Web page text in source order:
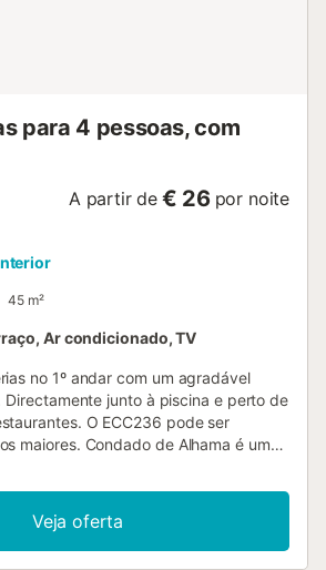
abundantes. ...
para 4 pessoas, com
A partir de € 26 por noite
45 m²
Ar condicionado, TV
no 1º andar com um agradável
junto à piscina e perto de
O ECC236 pode ser
maiores. Condado de Alhama é um
campo de golfe de 18 buracos
pelo golfista de classe mundial
a todos os entusiastas do desporto
actividades de lazer tais como ténis,
Veja oferta